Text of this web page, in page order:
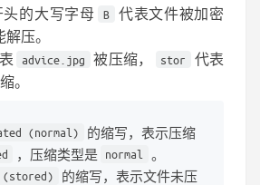
头的大写字母 B 代表文件被加密
压。
advice.jpg 被压缩， stor 代表
。
(normal)
的缩写，表示压缩
，压缩类型是 normal 。
(stored)
的缩写，表示文件未压